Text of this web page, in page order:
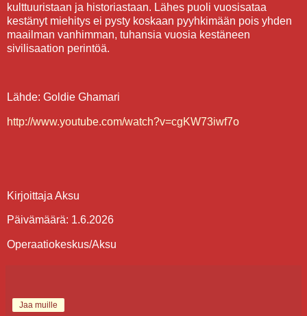
kulttuuristaan ja historiastaan. Lähes puoli vuosisataa
kestänyt miehitys ei pysty koskaan pyyhkimään pois yhden
maailman vanhimman, tuhansia vuosia kestäneen
sivilisaation perintöä.
Lähde: Goldie Ghamari
http://www.youtube.com/watch?v=cgKW73iwf7o
Kirjoittaja Aksu
Päivämäärä: 1.6.2026
Operaatiokeskus/Aksu
Jaa muille